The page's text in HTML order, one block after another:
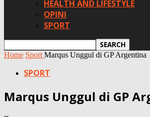
HEALTH AND LIFESTYLE
OPINI
SPORT
Home Sport Marqus Unggul di GP Argentina
SPORT
Marqus Unggul di GP